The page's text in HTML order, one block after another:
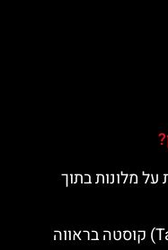
מלונות בתוך